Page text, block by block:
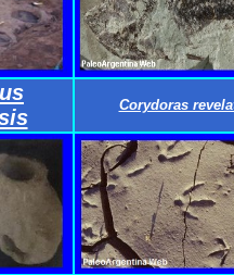
Corydoras